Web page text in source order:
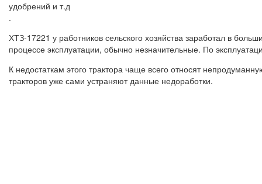
удобрений и т.д
.
ХТЗ-17221 у работников сельского хозяйства заработал в
процессе эксплуатации, обычно незначительные. По
К недостаткам этого трактора чаще всего относят
тракторов уже сами устраняют данные недоработки.